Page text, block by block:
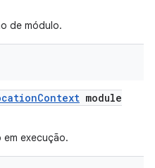
de módulo.
Context module
execução.